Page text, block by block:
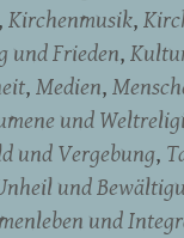
Kirchenmusik
und Frieden
Medien
und
und Vergebung
und
und